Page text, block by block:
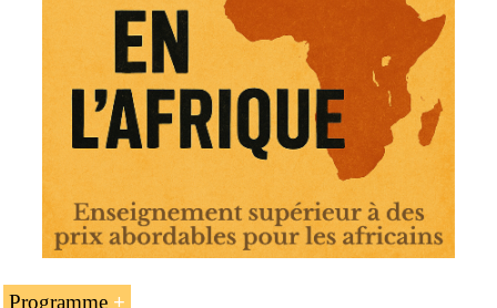
Programme